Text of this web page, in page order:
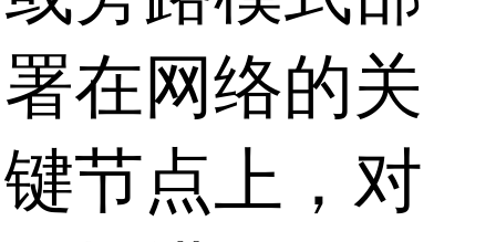
署在网络的关
键节点上，对